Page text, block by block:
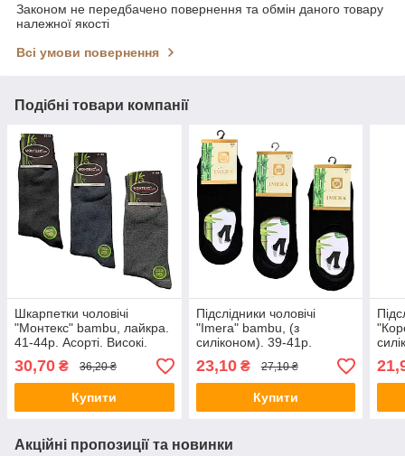
Законом не передбачено повернення та обмін даного товару
належної якості
Всі умови повернення
Подібні товари компанії
Шкарпетки чоловічі
"Монтекс" bambu, лайкра.
41-44р. Асорті. Високі.
Демісезонні.
30,70 ₴ 36,20 ₴
Купити
Підслідники чоловічі
"Imera" bambu, (з
силіконом). 39-41р.
Темно-сині.
23,10₴ 27,10 ₴
Купити
Акційні пропозиції та новинки